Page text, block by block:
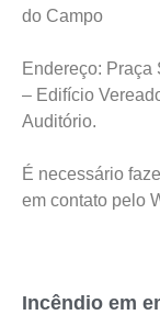
do Campo
Endereço: Praça
– Edifício
Auditório.
É necessário
em contato pelo
Incêndio em